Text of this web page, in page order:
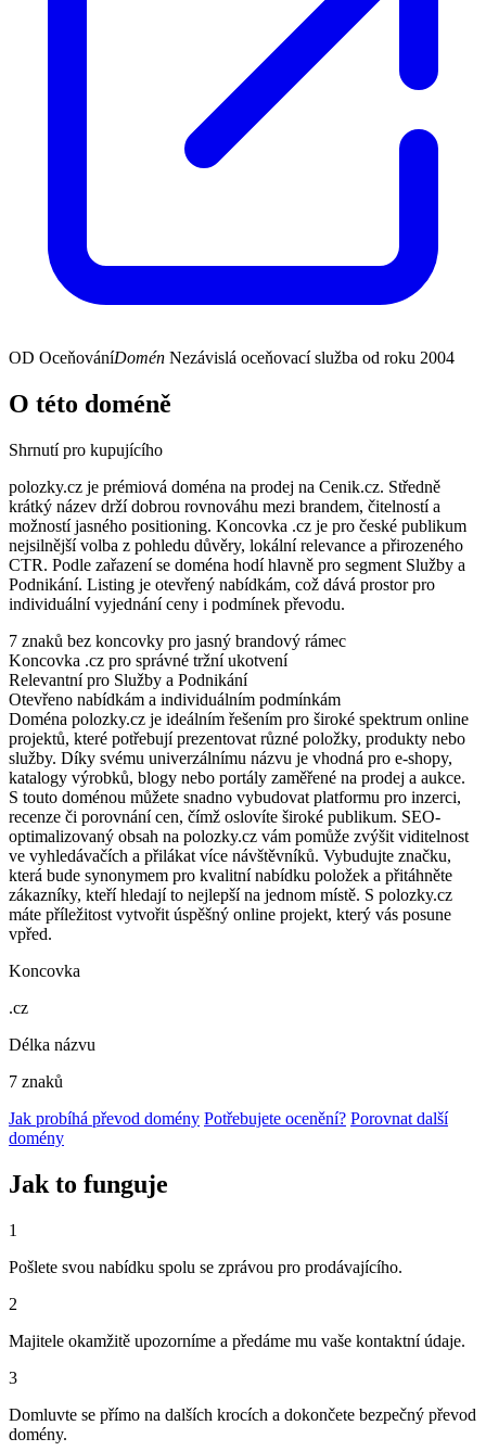
OD OceňováníDomén Nezávislá oceňovací služba od roku 2004
O této doméně
Shrnutí pro kupujícího
polozky.cz je prémiová doména na prodej na Cenik.cz. Středně
krátký název drží dobrou rovnováhu mezi brandem, čitelností a
možností jasného positioning. Koncovka .cz je pro české publikum
nejsilnější volba z pohledu důvěry, lokální relevance a přirozeného
CTR. Podle zařazení se doména hodí hlavně pro segment Služby a
Podnikání. Listing je otevřený nabídkám, což dává prostor pro
individuální vyjednání ceny i podmínek převodu.
7 znaků bez koncovky pro jasný brandový rámec
Koncovka .cz pro správné tržní ukotvení
Relevantní pro Služby a Podnikání
Otevřeno nabídkám a individuálním podmínkám
Doména polozky.cz je ideálním řešením pro široké spektrum online
projektů, které potřebují prezentovat různé položky, produkty nebo
služby. Díky svému univerzálnímu názvu je vhodná pro e-shopy,
katalogy výrobků, blogy nebo portály zaměřené na prodej a aukce.
S touto doménou můžete snadno vybudovat platformu pro inzerci,
recenze či porovnání cen, čímž oslovíte široké publikum. SEO-
optimalizovaný obsah na polozky.cz vám pomůže zvýšit viditelnost
ve vyhledávačích a přilákat více návštěvníků. Vybudujte značku,
která bude synonymem pro kvalitní nabídku položek a přitáhněte
zákazníky, kteří hledají to nejlepší na jednom místě. S polozky.cz
máte příležitost vytvořit úspěšný online projekt, který vás posune
vpřed.
Koncovka
.cz
Délka názvu
7 znaků
Jak probíhá převod domény Potřebujete ocenění? Porovnat další
domény
Jak to funguje
1
Pošlete svou nabídku spolu se zprávou pro prodávajícího.
2
Majitele okamžitě upozorníme a předáme mu vaše kontaktní údaje.
3
Domluvte se přímo na dalších krocích a dokončete bezpečný převod
domény.